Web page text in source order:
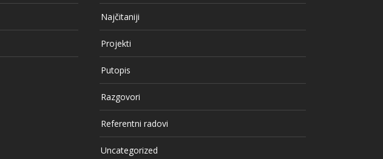
Najčitaniji
Projekti
Putopis
Razgovori
Referentni radovi
Uncategorized